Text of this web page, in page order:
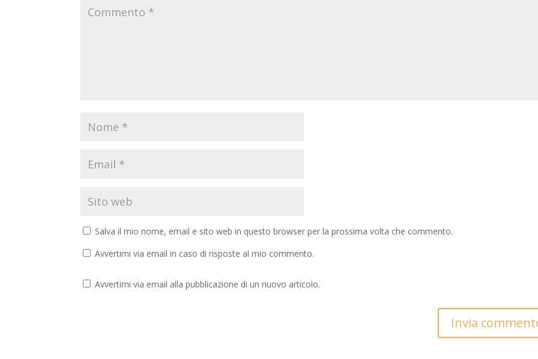
Salva il mio nome, email e sito web in questo browser per la prossima volta che commento.
Avvertimi via email in caso di risposte al mio commento.
Avvertimi via email alla pubblicazione di un nuovo articolo.